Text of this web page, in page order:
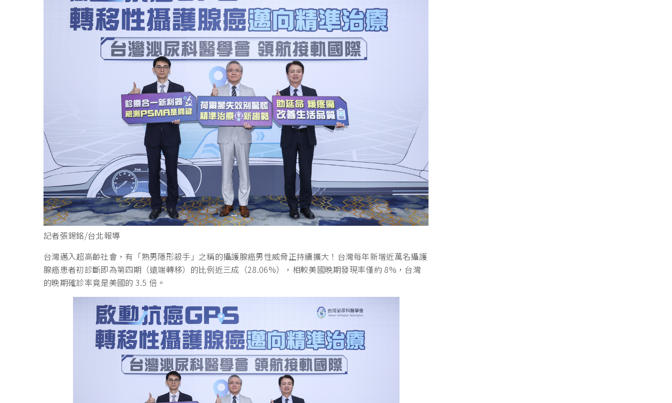
記者張錫銘/台北報導
台灣邁入超高齡社會，有「熟男隱形殺手」之稱的攝護腺癌男性威脅正持續擴大！台灣每年新增近萬名攝護
腺癌患者初診斷即為第四期（遠端轉移）的比例近三成（28.06%），相較美國晚期發現率僅約 8%，台灣
的晚期確診率竟是美國的 3.5 倍。